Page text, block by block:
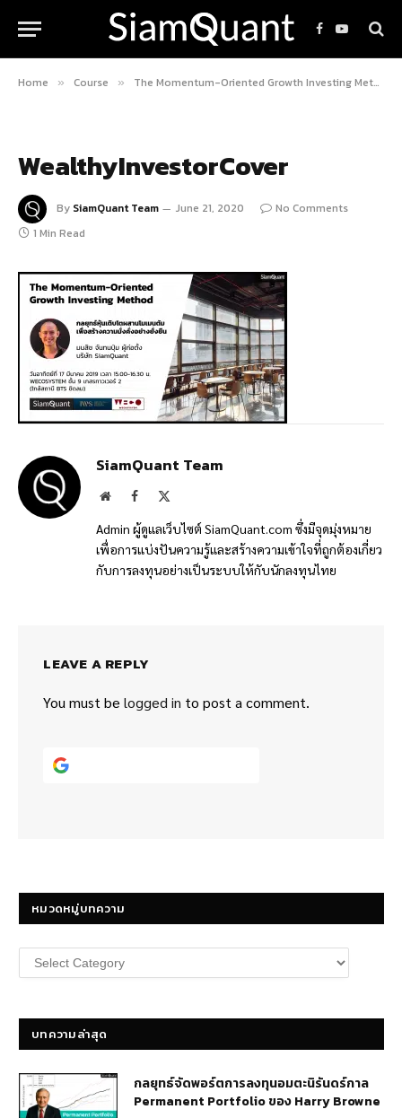
Facebook
YouTube
Home » Course » The Momentum-Oriented Growth Investing Method : กลยุทธ์หุ้นเติบโตผสานโมเมนตัม
WealthyInvestorCover
By SiamQuant Team June 21, 2020
No Comments
1 Min Read
SiamQuant Team
WebsiteFacebook
Admin ผู้ดูแลเว็บไซต์ SiamQuant.com ซึ่งมีจุดมุ่งหมาย
เพื่อการแบ่งปันความรู้และสร้างความเข้าใจที่ถูกต้องเกี่ยว
กับการลงทุนอย่างเป็นระบบให้กับนักลงทุนไทย
LEAVE A REPLY
You must be logged in to post a comment.
หมวดหมู่บทความ
หมวด
หมู่
บทความล่าสุด
กลยุทธ์​จัดพอร์ตการลงทุนอมตะนิรันดร์กาล
Permanent Portfolio ของ Harry Browne